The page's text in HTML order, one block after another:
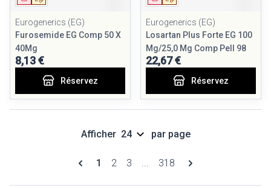
Eurogenerics (EG)
Furosemide EG Comp 50 X
40Mg
8,13 €
Réservez
Eurogenerics (EG)
Losartan Plus Forte EG 100
Mg/25,0 Mg Comp Pell 98
22,67 €
Réservez
Pages
Vous lisez actuellement la page
1 Page
2 Page
3 ... Page
318
Afficher par page